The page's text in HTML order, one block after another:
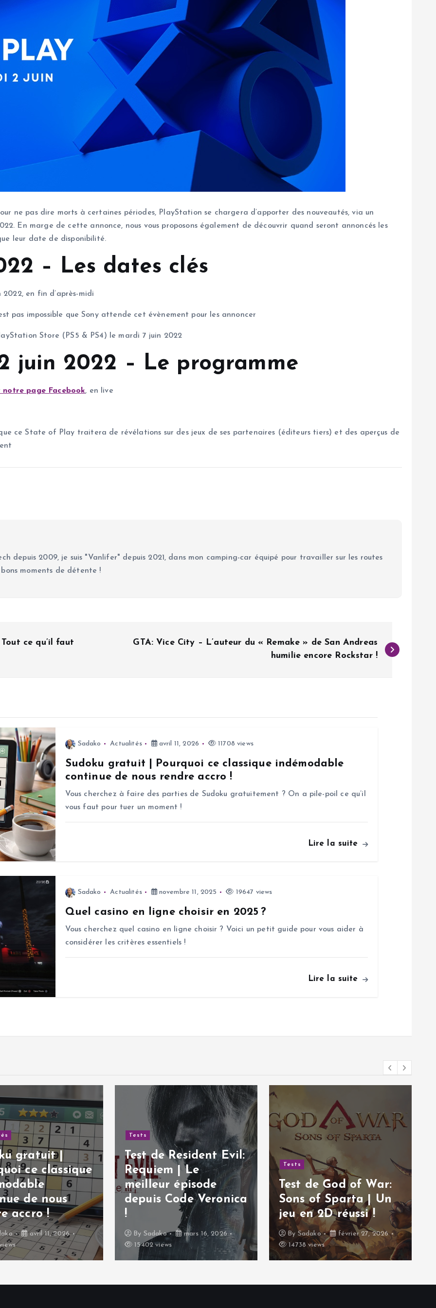
ne pas dire morts à certaines périodes, PlayStation se chargera d’apporter des nouveautés, via un
En marge de cette annonce, nous vous proposons également de découvrir quand seront annoncés les
leur date de disponibilité.
– Les dates clés
en fin d’après-midi
pas impossible que Sony attende cet évènement pour les annoncer
Store (PS5 & PS4) le mardi 7 juin 2022
juin 2022 – Le programme
notre page Facebook, en live
ce State of Play traitera de révélations sur des jeux de ses partenaires (éditeurs tiers) et des aperçus de
depuis 2009, je suis "Vanlifer" depuis 2021, dans mon camping-car équipé pour travailler sur les routes
moments de détente !
ce qu’il faut
GTA: Vice City – L’auteur du « Remake » de San Andreas
humilie encore Rockstar !
Sadako Actualités avril 11, 2026 11708 views
Sudoku gratuit | Pourquoi ce classique indémodable
continue de nous rendre accro !
Vous cherchez à faire des parties de Sudoku gratuitement ? On a pile-poil ce qu’il
vous faut pour tuer un moment !
Lire la suite
Sadako Actualités novembre 11, 2025 19647 views
Quel casino en ligne choisir en 2025 ?
Vous cherchez quel casino en ligne choisir ? Voici un petit guide pour vous aider à
considérer les critères essentiels !
Lire la suite
gratuit |
ce classique
de nous
accro !
avril 11, 2026
Tests
Test de Resident Evil:
Requiem | Le
meilleur épisode
depuis Code Veronica
!
By Sadako
mars 16, 2026
15402 views
Tests
Test de God of War:
Sons of Sparta | Un
jeu en 2D réussi !
By Sadako
février 27, 2026
14738 views